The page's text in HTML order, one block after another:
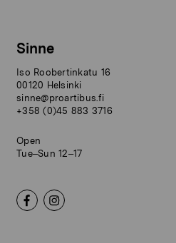
Sinne
Iso Roobertinkatu 16
00120 Helsinki
sinne@proartibus.fi
+358 (0)45 883 3716
Open
Tue–Sun 12–17